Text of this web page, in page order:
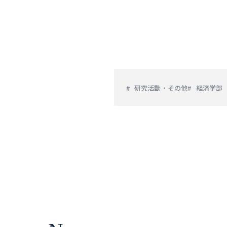
研究活動・その他 経済学部